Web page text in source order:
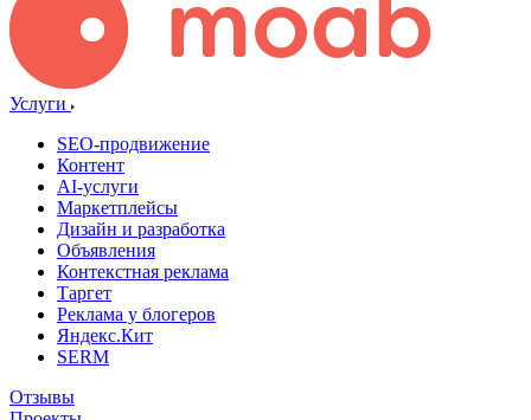
Услуги
SEO-продвижение
Контент
AI-услуги
Маркетплейсы
Дизайн и разработка
Объявления
Контекстная реклама
Таргет
Реклама у блогеров
Яндекс.Кит
SERM
Отзывы